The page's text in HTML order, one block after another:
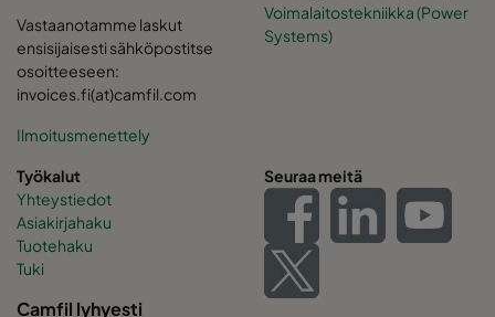
Vastaanotamme laskut
ensisijaisesti sähköpostitse
osoitteeseen:
invoices.fi(at)camfil.com
Ilmoitusmenettely
Voimalaitostekniikka (Power
Systems)
Työkalut
Yhteystiedot
Asiakirjahaku
Tuotehaku
Tuki
Seuraa meitä
Camfil lyhyesti